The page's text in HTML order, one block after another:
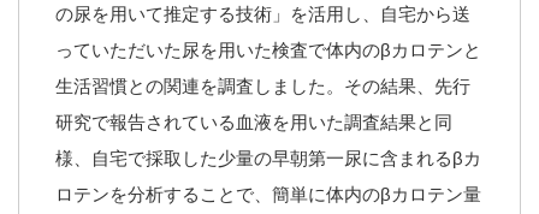
の尿を用いて推定する技術」を活用し、自宅から送
っていただいた尿を用いた検査で体内のβカロテンと
生活習慣との関連を調査しました。その結果、先行
研究で報告されている血液を用いた調査結果と同
様、自宅で採取した少量の早朝第一尿に含まれるβカ
ロテンを分析することで、簡単に体内のβカロテン量